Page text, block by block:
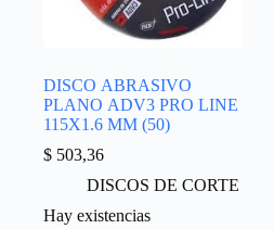
DISCO ABRASIVO
PLANO ADV3 PRO LINE
115X1.6 MM (50)
$ 503,36
DISCOS DE CORTE
Hay existencias